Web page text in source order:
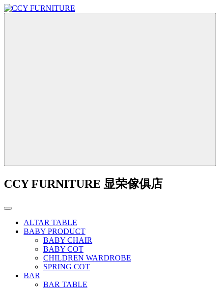
CCY FURNITURE 显荣傢俱店
ALTAR TABLE
BABY PRODUCT
BABY CHAIR
BABY COT
CHILDREN WARDROBE
SPRING COT
BAR
BAR TABLE